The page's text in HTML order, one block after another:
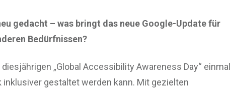
gedacht – was bringt das neue Google-Update für
Bedürfnissen?
„Global Accessibility Awareness Day“ einmal
inklusiver gestaltet werden kann. Mit gezielten